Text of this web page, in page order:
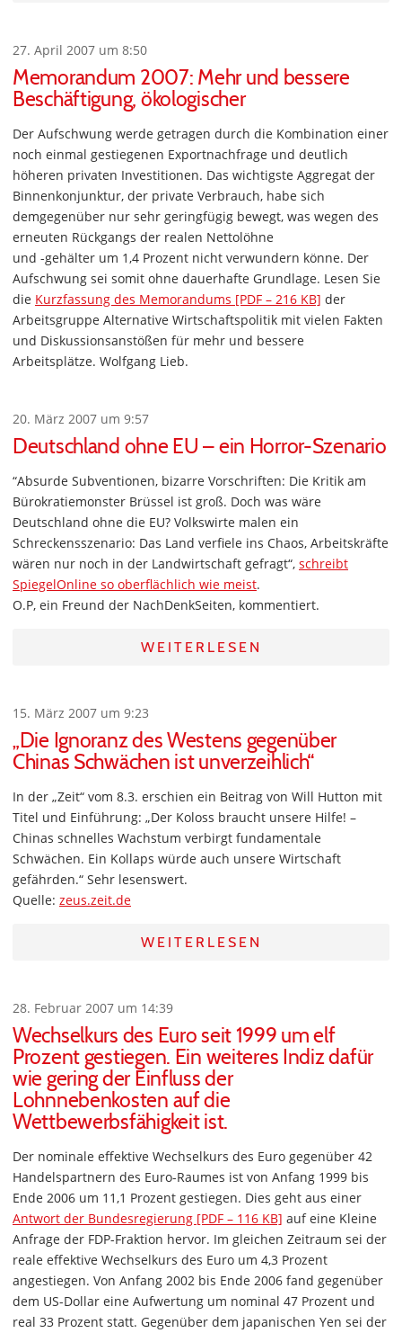
27. April 2007 um 8:50
Memorandum 2007: Mehr und bessere
Beschäftigung, ökologischer
Der Aufschwung werde getragen durch die Kombination einer
noch einmal gestiegenen Exportnachfrage und deutlich
höheren privaten Investitionen. Das wichtigste Aggregat der
Binnenkonjunktur, der private Verbrauch, habe sich
demgegenüber nur sehr geringfügig bewegt, was wegen des
erneuten Rückgangs der realen Nettolöhne
und -gehälter um 1,4 Prozent nicht verwundern könne. Der
Aufschwung sei somit ohne dauerhafte Grundlage. Lesen Sie
die Kurzfassung des Memorandums [PDF – 216 KB] der
Arbeitsgruppe Alternative Wirtschaftspolitik mit vielen Fakten
und Diskussionsanstößen für mehr und bessere
Arbeitsplätze. Wolfgang Lieb.
20. März 2007 um 9:57
Deutschland ohne EU – ein Horror-Szenario
“Absurde Subventionen, bizarre Vorschriften: Die Kritik am
Bürokratiemonster Brüssel ist groß. Doch was wäre
Deutschland ohne die EU? Volkswirte malen ein
Schreckensszenario: Das Land verfiele ins Chaos, Arbeitskräfte
wären nur noch in der Landwirtschaft gefragt“, schreibt
SpiegelOnline so oberflächlich wie meist.
O.P, ein Freund der NachDenkSeiten, kommentiert.
WEITERLESEN
15. März 2007 um 9:23
„Die Ignoranz des Westens gegenüber
Chinas Schwächen ist unverzeihlich“
In der „Zeit“ vom 8.3. erschien ein Beitrag von Will Hutton mit
Titel und Einführung: „Der Koloss braucht unsere Hilfe! –
Chinas schnelles Wachstum verbirgt fundamentale
Schwächen. Ein Kollaps würde auch unsere Wirtschaft
gefährden.“ Sehr lesenswert.
Quelle: zeus.zeit.de
WEITERLESEN
28. Februar 2007 um 14:39
Wechselkurs des Euro seit 1999 um elf
Prozent gestiegen. Ein weiteres Indiz dafür
wie gering der Einfluss der
Lohnnebenkosten auf die
Wettbewerbsfähigkeit ist.
Der nominale effektive Wechselkurs des Euro gegenüber 42
Handelspartnern des Euro-Raumes ist von Anfang 1999 bis
Ende 2006 um 11,1 Prozent gestiegen. Dies geht aus einer
Antwort der Bundesregierung [PDF – 116 KB] auf eine Kleine
Anfrage der FDP-Fraktion hervor. Im gleichen Zeitraum sei der
reale effektive Wechselkurs des Euro um 4,3 Prozent
angestiegen. Von Anfang 2002 bis Ende 2006 fand gegenüber
dem US-Dollar eine Aufwertung um nominal 47 Prozent und
real 33 Prozent statt. Gegenüber dem japanischen Yen sei der